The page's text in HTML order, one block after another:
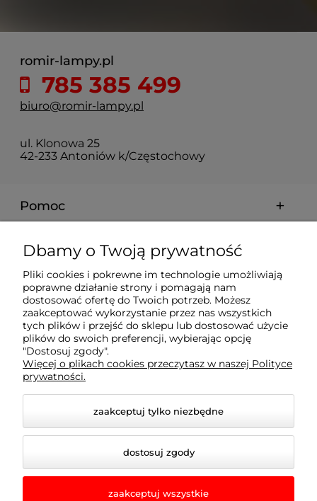
romir-lampy.pl
785 385 499
biuro@romir-lampy.pl
ul. Klonowa 25
42-233 Antoniów k/Częstochowy
Pomoc
Moje konto
Płatności i dostawa
Informacje
O nas
Dbamy o Twoją prywatność
Pliki cookies i pokrewne im technologie umożliwiają
poprawne działanie strony i pomagają nam
dostosować ofertę do Twoich potrzeb. Możesz
zaakceptować wykorzystanie przez nas wszystkich
tych plików i przejść do sklepu lub dostosować użycie
plików do swoich preferencji, wybierając opcję
"Dostosuj zgody".
Więcej o plikach cookies przeczytasz w naszej Polityce
prywatności.
zaakceptuj tylko niezbędne
dostosuj zgody
zaakceptuj wszystkie